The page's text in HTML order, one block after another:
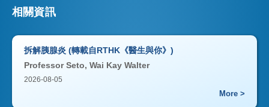
相關資訊
拆解胰腺炎 (轉載自RTHK《醫生與你》)
Professor Seto, Wai Kay Walter
2026-08-05
More >